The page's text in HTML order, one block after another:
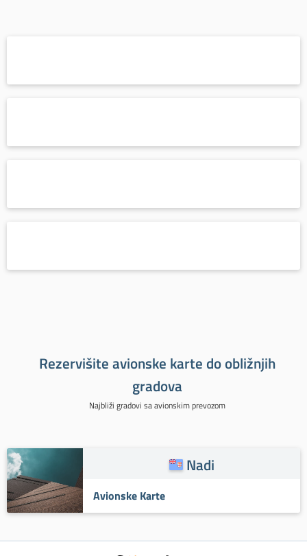
Rezervišite avionske karte do obližnjih
gradova
Najbliži gradovi sa avionskim prevozom
Nadi
Avionske Karte